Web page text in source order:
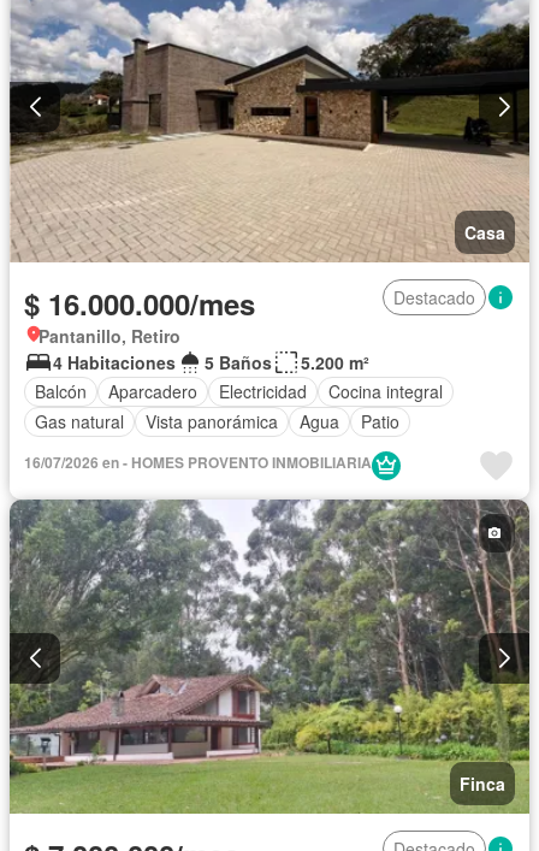
Casa
$ 16.000.000/mes
Destacado
Pantanillo, Retiro
4 Habitaciones
5 Baños
5.200 m²
Balcón
Aparcadero Electricidad
Cocina integral
Gas natural
Vista panorámica Agua Patio
16/07/2026 en - HOMES PROVENTO INMOBILIARIA
Finca